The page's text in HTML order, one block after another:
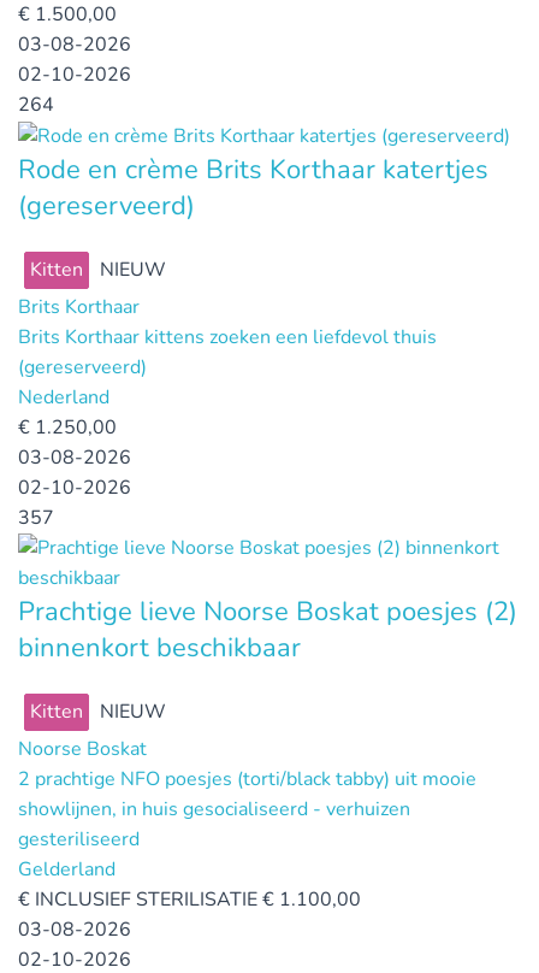
€ 1.500,00
03-08-2026
02-10-2026
264
Rode en crème Brits Korthaar katertjes
(gereserveerd)
Kitten
NIEUW
Brits Korthaar
Brits Korthaar kittens zoeken een liefdevol thuis
(gereserveerd)
Nederland
€ 1.250,00
03-08-2026
02-10-2026
357
Prachtige lieve Noorse Boskat poesjes (2)
binnenkort beschikbaar
Kitten
NIEUW
Noorse Boskat
2 prachtige NFO poesjes (torti/black tabby) uit mooie
showlijnen, in huis gesocialiseerd - verhuizen
gesteriliseerd
Gelderland
€ INCLUSIEF STERILISATIE € 1.100,00
03-08-2026
02-10-2026